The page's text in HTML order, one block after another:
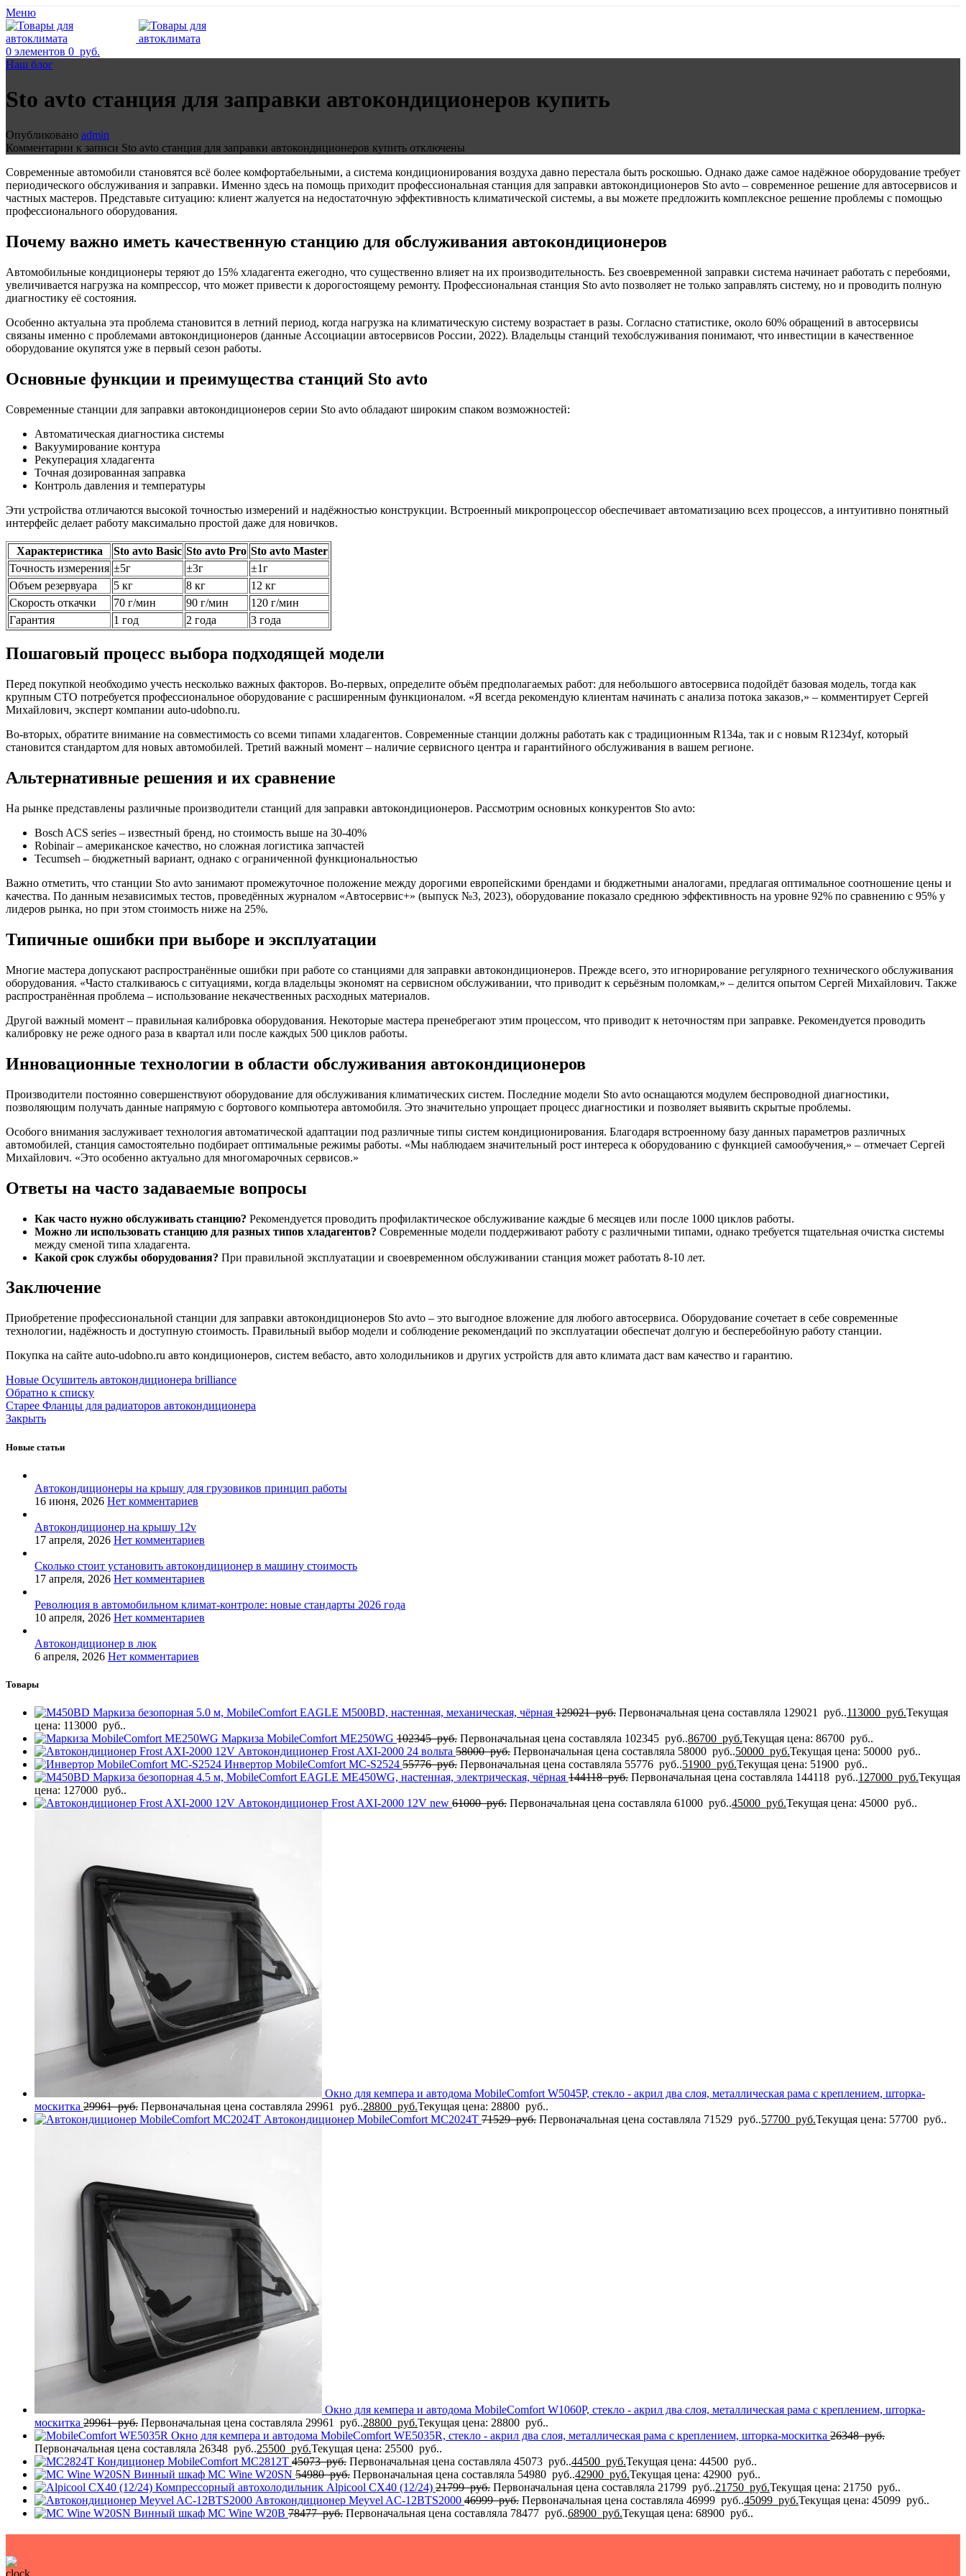
Меню
0 элементов 0 руб.
Наш блог
Sto avto станция для заправки автокондиционеров купить
Опубликовано admin
Комментарии к записи Sto avto станция для заправки автокондиционеров купить отключены
Современные автомобили становятся всё более комфортабельными, а система кондиционирования воздуха давно перестала быть роскошью. Однако даже самое надёжное оборудование требует
периодического обслуживания и заправки. Именно здесь на помощь приходит профессиональная станция для заправки автокондиционеров Sto avto – современное решение для автосервисов и
частных мастеров. Представьте ситуацию: клиент жалуется на недостаточную эффективность климатической системы, а вы можете предложить комплексное решение проблемы с помощью
профессионального оборудования.
Почему важно иметь качественную станцию для обслуживания автокондиционеров
Автомобильные кондиционеры теряют до 15% хладагента ежегодно, что существенно влияет на их производительность. Без своевременной заправки система начинает работать с перебоями,
увеличивается нагрузка на компрессор, что может привести к дорогостоящему ремонту. Профессиональная станция Sto avto позволяет не только заправлять систему, но и проводить полную
диагностику её состояния.
Особенно актуальна эта проблема становится в летний период, когда нагрузка на климатическую систему возрастает в разы. Согласно статистике, около 60% обращений в автосервисы
связаны именно с проблемами автокондиционеров (данные Ассоциации автосервисов России, 2022). Владельцы станций техобслуживания понимают, что инвестиции в качественное
оборудование окупятся уже в первый сезон работы.
Основные функции и преимущества станций Sto avto
Современные станции для заправки автокондиционеров серии Sto avto обладают широким спаком возможностей:
Автоматическая диагностика системы
Вакуумирование контура
Рекуперация хладагента
Точная дозированная заправка
Контроль давления и температуры
Эти устройства отличаются высокой точностью измерений и надёжностью конструкции. Встроенный микропроцессор обеспечивает автоматизацию всех процессов, а интуитивно понятный
интерфейс делает работу максимально простой даже для новичков.
Характеристика Sto avto Basic Sto avto Pro Sto avto Master
Точность измерения ±5г ±3г
±1г
Объем резервуара
5 кг 8 кг
12 кг
Скорость откачки
70 г/мин 90 г/мин
120 г/мин
Гарантия
1 год 2 года 3 года
Пошаговый процесс выбора подходящей модели
Перед покупкой необходимо учесть несколько важных факторов. Во-первых, определите объём предполагаемых работ: для небольшого автосервиса подойдёт базовая модель, тогда как
крупным СТО потребуется профессиональное оборудование с расширенным функционалом. «Я всегда рекомендую клиентам начинать с анализа потока заказов,» – комментирует Сергей
Михайлович, эксперт компании auto-udobno.ru.
Во-вторых, обратите внимание на совместимость со всеми типами хладагентов. Современные станции должны работать как с традиционным R134a, так и с новым R1234yf, который
становится стандартом для новых автомобилей. Третий важный момент – наличие сервисного центра и гарантийного обслуживания в вашем регионе.
Альтернативные решения и их сравнение
На рынке представлены различные производители станций для заправки автокондиционеров. Рассмотрим основных конкурентов Sto avto:
Bosch ACS series – известный бренд, но стоимость выше на 30-40%
Robinair – американское качество, но сложная логистика запчастей
Tecumseh – бюджетный вариант, однако с ограниченной функциональностью
Важно отметить, что станции Sto avto занимают промежуточное положение между дорогими европейскими брендами и бюджетными аналогами, предлагая оптимальное соотношение цены и
качества. По данным независимых тестов, проведённых журналом «Автосервис+» (выпуск №3, 2023), оборудование показало среднюю эффективность на уровне 92% по сравнению с 95% у
лидеров рынка, но при этом стоимость ниже на 25%.
Типичные ошибки при выборе и эксплуатации
Многие мастера допускают распространённые ошибки при работе со станциями для заправки автокондиционеров. Прежде всего, это игнорирование регулярного технического обслуживания
оборудования. «Часто сталкиваюсь с ситуациями, когда владельцы экономят на сервисном обслуживании, что приводит к серьёзным поломкам,» – делится опытом Сергей Михайлович. Также
распространённая проблема – использование некачественных расходных материалов.
Другой важный момент – правильная калибровка оборудования. Некоторые мастера пренебрегают этим процессом, что приводит к неточностям при заправке. Рекомендуется проводить
калибровку не реже одного раза в квартал или после каждых 500 циклов работы.
Инновационные технологии в области обслуживания автокондиционеров
Производители постоянно совершенствуют оборудование для обслуживания климатических систем. Последние модели Sto avto оснащаются модулем беспроводной диагностики,
позволяющим получать данные напрямую с бортового компьютера автомобиля. Это значительно упрощает процесс диагностики и позволяет выявить скрытые проблемы.
Особого внимания заслуживает технология автоматической адаптации под различные типы систем кондиционирования. Благодаря встроенному базу данных параметров различных
автомобилей, станция самостоятельно подбирает оптимальные режимы работы. «Мы наблюдаем значительный рост интереса к оборудованию с функцией самообучения,» – отмечает Сергей
Михайлович. «Это особенно актуально для многомарочных сервисов.»
Ответы на часто задаваемые вопросы
Как часто нужно обслуживать станцию? Рекомендуется проводить профилактическое обслуживание каждые 6 месяцев или после 1000 циклов работы.
Можно ли использовать станцию для разных типов хладагентов? Современные модели поддерживают работу с различными типами, однако требуется тщательная очистка системы
между сменой типа хладагента.
Какой срок службы оборудования? При правильной эксплуатации и своевременном обслуживании станция может работать 8-10 лет.
Заключение
Приобретение профессиональной станции для заправки автокондиционеров Sto avto – это выгодное вложение для любого автосервиса. Оборудование сочетает в себе современные
технологии, надёжность и доступную стоимость. Правильный выбор модели и соблюдение рекомендаций по эксплуатации обеспечат долгую и бесперебойную работу станции.
Покупка на сайте auto-udobno.ru авто кондиционеров, систем вебасто, авто холодильников и других устройств для авто климата даст вам качество и гарантию.
Новые Осушитель автокондиционера brilliance
Обратно к списку
Старее Фланцы для радиаторов автокондиционера
Закрыть
Новые статьи
Автокондиционеры на крышу для грузовиков принцип работы
16 июня, 2026 Нет комментариев
Автокондиционер на крышу 12v
17 апреля, 2026 Нет комментариев
Сколько стоит установить автокондиционер в машину стоимость
17 апреля, 2026 Нет комментариев
Революция в автомобильном климат-контроле: новые стандарты 2026 года
10 апреля, 2026 Нет комментариев
Автокондиционер в люк
6 апреля, 2026 Нет комментариев
Товары
Маркиза безопорная 5.0 м, MobileComfort EAGLE M500BD, настенная, механическая, чёрная 129021руб. Первоначальная цена составляла 129021 руб..113000 руб.Текущая
цена: 113000 руб..
Маркиза MobileComfort ME250WG 102345руб. Первоначальная цена составляла 102345 руб..86700 руб.Текущая цена: 86700 руб..
Автокондиционер Frost AXI-2000 24 вольта 58000руб. Первоначальная цена составляла 58000 руб..50000 руб.Текущая цена: 50000 руб..
Инвертор MobileComfort MC-S2524 55776руб. Первоначальная цена составляла 55776 руб..51900 руб.Текущая цена: 51900 руб..
Маркиза безопорная 4.5 м, MobileComfort EAGLE MЕ450WG, настенная, электрическая, чёрная 144118руб. Первоначальная цена составляла 144118 руб..127000 руб.Текущая
цена: 127000 руб..
Автокондиционер Frost AXI-2000 12V new 61000руб. Первоначальная цена составляла 61000 руб..45000 руб.Текущая цена: 45000 руб..
Окно для кемпера и автодома MobileComfort W5045P, стекло - акрил два слоя, металлическая рама с креплением, шторка-
москитка 29961руб. Первоначальная цена составляла 29961 руб..28800 руб.Текущая цена: 28800 руб..
Автокондиционер MobileComfort MC2024T 71529руб. Первоначальная цена составляла 71529 руб..57700 руб.Текущая цена: 57700 руб..
Окно для кемпера и автодома MobileComfort W1060P, стекло - акрил два слоя, металлическая рама с креплением, шторка-
москитка 29961руб. Первоначальная цена составляла 29961 руб..28800 руб.Текущая цена: 28800 руб..
Окно для кемпера и автодома MobileComfort WE5035R, стекло - акрил два слоя, металлическая рама с креплением, шторка-москитка 26348руб.
Первоначальная цена составляла 26348 руб..25500 руб.Текущая цена: 25500 руб..
Кондиционер MobileComfort MC2812T 45073руб. Первоначальная цена составляла 45073 руб..44500 руб.Текущая цена: 44500 руб..
Винный шкаф MC Wine W20SN 54980руб. Первоначальная цена составляла 54980 руб..42900 руб.Текущая цена: 42900 руб..
Компрессорный автохолодильник Alpicool CX40 (12/24) 21799руб. Первоначальная цена составляла 21799 руб..21750 руб.Текущая цена: 21750 руб..
Автокондиционер Meyvel AC-12BTS2000 46999руб. Первоначальная цена составляла 46999 руб..45099 руб.Текущая цена: 45099 руб..
Винный шкаф MC Wine W20B 78477руб. Первоначальная цена составляла 78477 руб..68900 руб.Текущая цена: 68900 руб..